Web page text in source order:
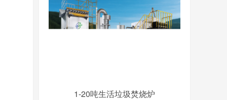
1-20吨生活垃圾焚烧炉